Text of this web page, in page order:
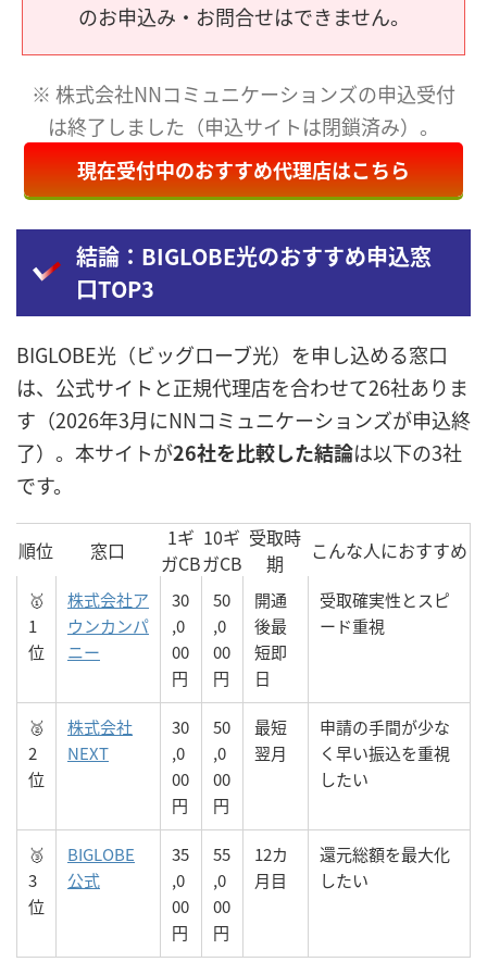
のお申込み・お問合せはできません。
※ 株式会社NNコミュニケーションズの申込受付
は終了しました（申込サイトは閉鎖済み）。
現在受付中のおすすめ代理店はこちら
結論：BIGLOBE光のおすすめ申込窓
口TOP3
BIGLOBE光（ビッグローブ光）を申し込める窓口
は、公式サイトと正規代理店を合わせて26社ありま
す（2026年3月にNNコミュニケーションズが申込終
了）。本サイトが26社を比較した結論は以下の3社
です。
順位 窓口
1ギ
ガCB
10ギ
ガCB
受取時
期
こんな人におすすめ
🥇
1
位
株式会社ア
ウンカンパ
ニー
30
,0
00
円
50
,0
00
円
開通
後最
短即
日
受取確実性とスピ
ード重視
🥈
2
位
株式会社
NEXT
30
,0
00
円
50
,0
00
円
最短
翌月
申請の手間が少な
く早い振込を重視
したい
🥉
3
位
BIGLOBE
公式
35
,0
00
円
55
,0
00
円
12カ
月目
還元総額を最大化
したい